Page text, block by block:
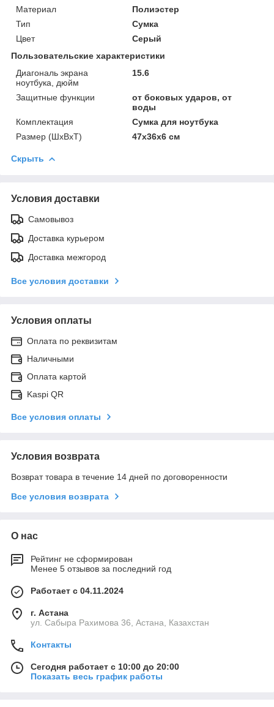
Материал
Полиэстер
Тип
Сумка
Цвет
Серый
Пользовательские характеристики
Диагональ экрана
ноутбука, дюйм
15.6
Защитные функции
от боковых ударов, от
воды
Комплектация
Сумка для ноутбука
Размер (ШхВхТ)
47х36х6 см
Скрыть
Условия доставки
Самовывоз
Доставка курьером
Доставка межгород
Все условия доставки
Условия оплаты
Оплата по реквизитам
Наличными
Оплата картой
Kaspi QR
Все условия оплаты
Условия возврата
Возврат товара в течение 14 дней по договоренности
Все условия возврата
О нас
Рейтинг не сформирован
Менее 5 отзывов за последний год
Работает с 04.11.2024
г. Астана
ул. Сабыра Рахимова 36, Астана, Казахстан
Контакты
Сегодня работает с 10:00 до 20:00
Показать весь график работы